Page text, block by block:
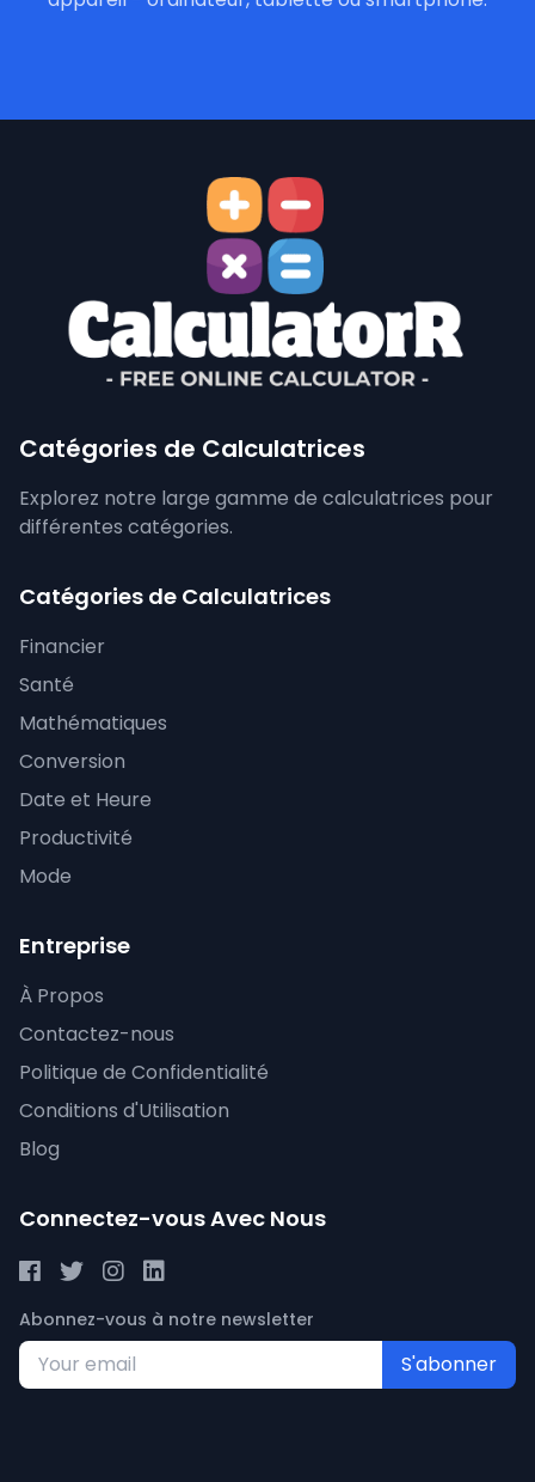
Catégories de Calculatrices
Explorez notre large gamme de calculatrices pour
différentes catégories.
Catégories de Calculatrices
Financier
Santé
Mathématiques
Conversion
Date et Heure
Productivité
Mode
Entreprise
À Propos
Contactez-nous
Politique de Confidentialité
Conditions d'Utilisation
Blog
Connectez-vous Avec Nous
Abonnez-vous à notre newsletter
S'abonner